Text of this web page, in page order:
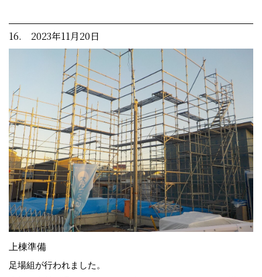
16. 2023年11月20日
上棟準備
足場組が行われました。